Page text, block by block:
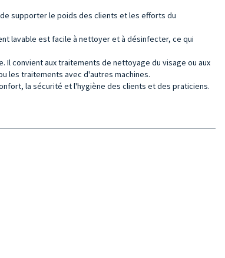
supporter le poids des clients et les efforts du
lavable est facile à nettoyer et à désinfecter, ce qui
convient aux traitements de nettoyage du visage ou aux
les traitements avec d'autres machines.
la sécurité et l'hygiène des clients et des praticiens.